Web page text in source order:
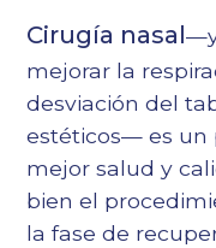
Cirugía nasal
mejorar la
desviación del
estéticos— es un
mejor salud y
bien el
la fase de